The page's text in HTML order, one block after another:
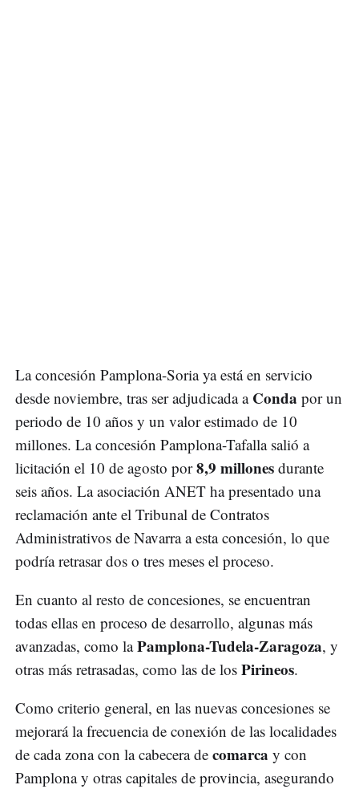
La concesión Pamplona-Soria ya está en servicio
desde noviembre, tras ser adjudicada a Conda por un
periodo de 10 años y un valor estimado de 10
millones. La concesión Pamplona-Tafalla salió a
licitación el 10 de agosto por8,9 millones durante
seis años. La asociación ANET ha presentado una
reclamación ante el Tribunal de Contratos
Administrativos de Navarra a esta concesión, lo que
podría retrasar dos o tres meses el proceso.
En cuanto al resto de concesiones, se encuentran
todas ellas en proceso de desarrollo, algunas más
avanzadas, como laPamplona-Tudela-Zaragoza, y
otras más retrasadas, como las de los Pirineos.
Como criterio general, en las nuevas concesiones se
mejorará la frecuencia de conexión de las localidades
de cada zona con la cabecera de comarca y con
Pamplona y otras capitales de provincia, asegurando